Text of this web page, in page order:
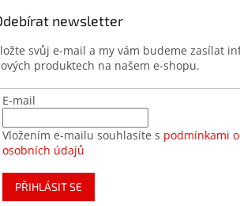
newsletter
svůj e-mail a my vám budeme zasílat
produktech na našem e-shopu.
E-mail
Vložením e-mailu souhlasíte s podmínkami
osobních údajů
PŘIHLÁSIT SE